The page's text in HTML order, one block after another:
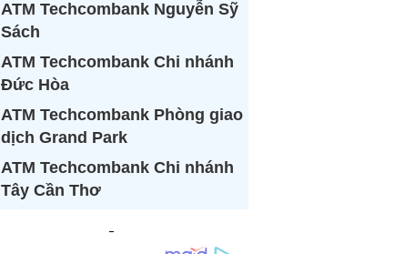
ATM Techcombank Nguyễn Sỹ
Sách
ATM Techcombank Chi nhánh
Đức Hòa
ATM Techcombank Phòng giao
dịch Grand Park
ATM Techcombank Chi nhánh
Tây Cần Thơ